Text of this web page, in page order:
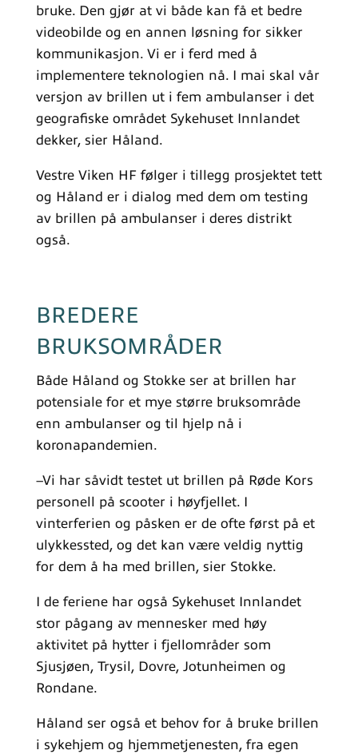
bruke. Den gjør at vi både kan få et bedre
videobilde og en annen løsning for sikker
kommunikasjon. Vi er i ferd med å
implementere teknologien nå. I mai skal vår
versjon av brillen ut i fem ambulanser i det
geografiske området Sykehuset Innlandet
dekker, sier Håland.
Vestre Viken HF følger i tillegg prosjektet tett
og Håland er i dialog med dem om testing
av brillen på ambulanser i deres distrikt
også.
BREDERE
BRUKSOMRÅDER
Både Håland og Stokke ser at brillen har
potensiale for et mye større bruksområde
enn ambulanser og til hjelp nå i
koronapandemien.
–Vi har såvidt testet ut brillen på Røde Kors
personell på scooter i høyfjellet. I
vinterferien og påsken er de ofte først på et
ulykkessted, og det kan være veldig nyttig
for dem å ha med brillen, sier Stokke.
I de feriene har også Sykehuset Innlandet
stor pågang av mennesker med høy
aktivitet på hytter i fjellområder som
Sjusjøen, Trysil, Dovre, Jotunheimen og
Rondane.
Håland ser også et behov for å bruke brillen
i sykehjem og hjemmetjenesten, fra egen